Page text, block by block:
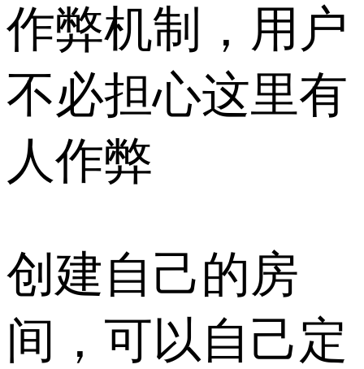
作弊机制，用户
不必担心这里有
人作弊
创建自己的房
间，可以自己定